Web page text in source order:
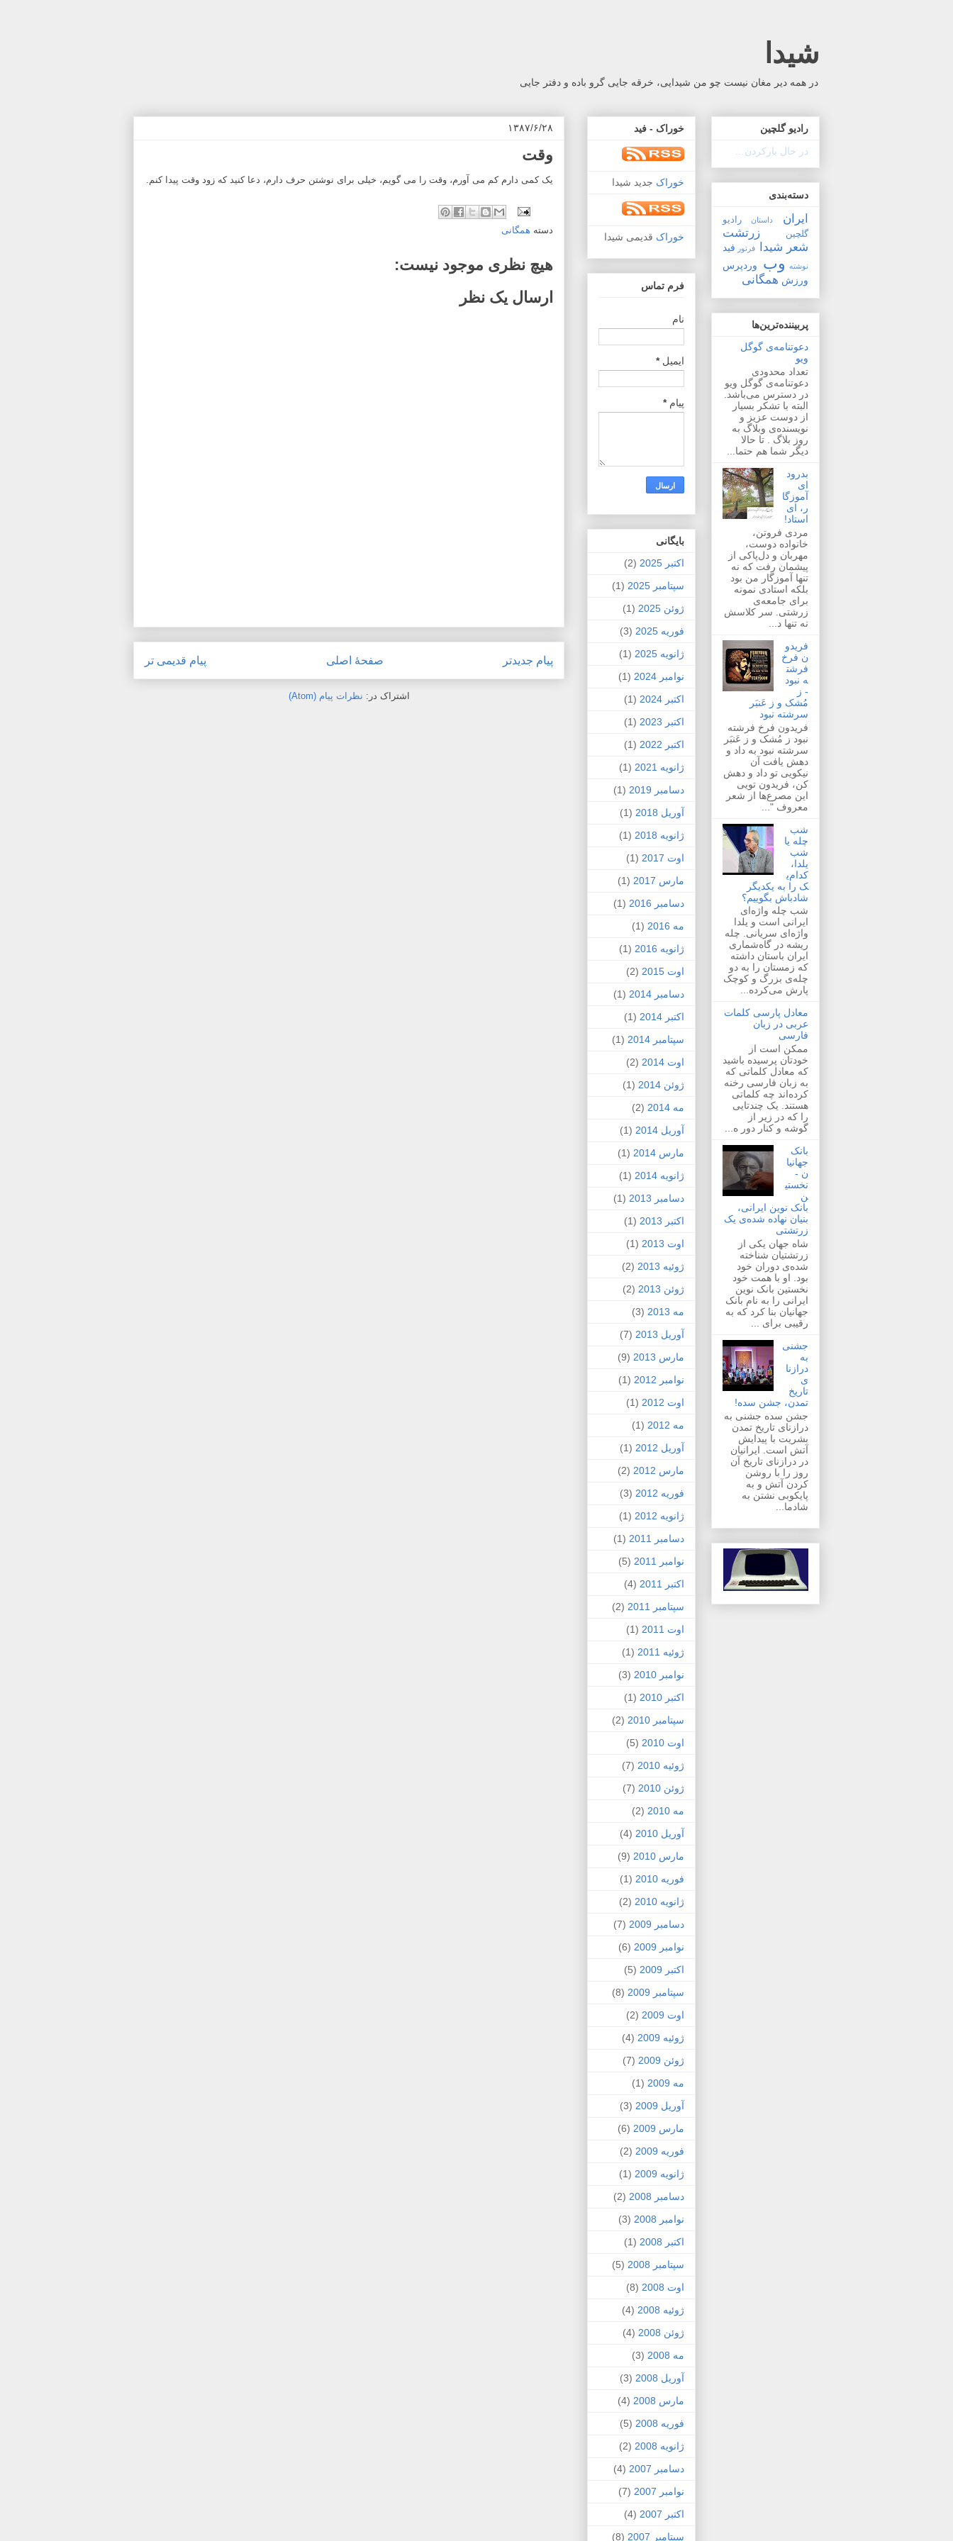
شیدا
در همه دیر مغان نیست چو من شیدایی، خرقه جایی گرو باده و دفتر جایی
۱۳۸۷/۶/۲۸
وقت
یک کمی دارم کم می آورم، وقت را می گویم، خیلی برای نوشتن حرف دارم، دعا کنید که زود وقت پیدا کنم.
دسته همگانی
هیچ نظری موجود نیست:
ارسال یک نظر
پیام جدیدتر پیام قدیمی تر صفحهٔ اصلی
اشتراک در: نظرات پیام (Atom)
رادیو گلچین
در حال بارکردن…
دسته‌بندی
ایران داستان
رادیو
گلچین
زرتشت
شعر شیدا فرتور فید
نوشته وب
وردپرس
ورزش همگانی
پربیننده‌ترین‌ها
دعوتنامه‌ی گوگل
ویو
تعداد محدودی
دعوتنامه‌ی گوگل ویو
در دسترس می‌باشد.
البته با تشکر بسیار
از دوست عزیز و
نویسنده‌ی وبلاگ به
روز بلاگ . تا حالا
دیگر شما هم حتما...
بدرود
ای
آموزگا
ر، ای
استاد!
مردی فروتن،
خانواده دوست،
مهربان و دل‌پاکی از
پیشمان رفت که نه
تنها آموزگار من بود
بلکه استادی نمونه
برای جامعه‌ی
زرشتی. سر کلاسش
نه تنها د...
فریدو
ن فرخ
فرشت
ه نبود
- ز
مُشک و ز عَنبَر
سرشته نبود
فریدون فرخ فرشته
نبود ز مُشک و ز عَنبَر
سرشته نبود به داد و
دهش یافت آن
نیکویی تو داد و دهش
کن، فریدون تویی
این مصرع‌ها از شعر
معروف "...
شب
چله یا
شب
یلدا،
کدام‌ی
ک را به یکدیگر
شادباش بگوییم؟
شب چله واژه‌ای
ایرانی است و یلدا
واژه‌ای سریانی. چله
ریشه در گاه‌شماری
ایران باستان داشته
که زمستان را به دو
چله‌ی بزرگ و کوچک
پارش می‌کرده...
معادل پارسی کلمات
عربی در زبان
فارسی
ممکن است از
خودتان پرسیده باشید
که معادل کلماتی که
به زبان فارسی رخنه
کرده‌اند چه کلماتی
هستند. یک چندتایی
را که در زیر از
گوشه و کنار دور ه...
بانک
جهانیا
ن -
نخستی
ن
بانک نوین ایرانی،
بنیان نهاده شده‌ی یک
زرتشتی
شاه جهان یکی از
زرتشتیان شناخته
شده‌ی دوران خود
بود. او با همت خود
نخستین بانک نوین
ایرانی را به نام بانک
جهانیان بنا کرد که به
رقیبی برای ...
جشنی
به
درازنا
ی
تاریخ
تمدن، جشن سده!
جشن سده جشنی به
درازنای تاریخ تمدن
بشریت با پیدایش
آتش است. ایرانیان
در درازنای تاریخ آن
روز را با روشن
کردن آتش و به
پایکوبی نشتن به
شادما...
خوراک - فید
خوراک جدید شیدا
خوراک قدیمی شیدا
فرم تماس
نام
ایمیل*
پیام*
بايگانی
اکتبر 2025
(2)
سپتامبر 2025
(1)
ژوئن 2025
(1)
فوریه 2025
(3)
ژانویه 2025
(1)
نوامبر 2024
(1)
اکتبر 2024
(1)
اکتبر 2023
(1)
اکتبر 2022
(1)
ژانویه 2021
(1)
دسامبر 2019
(1)
آوریل 2018
(1)
ژانویه 2018
(1)
اوت 2017
(1)
مارس 2017
(1)
دسامبر 2016
(1)
مه 2016
(1)
ژانویه 2016
(1)
اوت 2015
(2)
دسامبر 2014
(1)
اکتبر 2014
(1)
سپتامبر 2014
(1)
اوت 2014
(2)
ژوئن 2014
(1)
مه 2014
(2)
آوریل 2014
(1)
مارس 2014
(1)
ژانویه 2014
(1)
دسامبر 2013
(1)
اکتبر 2013
(1)
اوت 2013
(1)
ژوئیه 2013
(2)
ژوئن 2013
(2)
مه 2013
(3)
آوریل 2013
(7)
مارس 2013
(9)
نوامبر 2012
(1)
اوت 2012
(1)
مه 2012
(1)
آوریل 2012
(1)
مارس 2012
(2)
فوریه 2012
(3)
ژانویه 2012
(1)
دسامبر 2011
(1)
نوامبر 2011
(5)
اکتبر 2011
(4)
سپتامبر 2011
(2)
اوت 2011
(1)
ژوئیه 2011
(1)
نوامبر 2010
(3)
اکتبر 2010
(1)
سپتامبر 2010
(2)
اوت 2010
(5)
ژوئیه 2010
(7)
ژوئن 2010
(7)
مه 2010
(2)
آوریل 2010
(4)
مارس 2010
(9)
فوریه 2010
(1)
ژانویه 2010
(2)
دسامبر 2009
(7)
نوامبر 2009
(6)
اکتبر 2009
(5)
سپتامبر 2009
(8)
اوت 2009
(2)
ژوئیه 2009
(4)
ژوئن 2009
(7)
مه 2009
(1)
آوریل 2009
(3)
مارس 2009
(6)
فوریه 2009
(2)
ژانویه 2009
(1)
دسامبر 2008
(2)
نوامبر 2008
(3)
اکتبر 2008
(1)
سپتامبر 2008
(5)
اوت 2008
(8)
ژوئیه 2008
(4)
ژوئن 2008
(4)
مه 2008
(3)
آوریل 2008
(3)
مارس 2008
(4)
فوریه 2008
(5)
ژانویه 2008
(2)
دسامبر 2007
(4)
نوامبر 2007
(7)
اکتبر 2007
(4)
سپتامبر 2007
(8)